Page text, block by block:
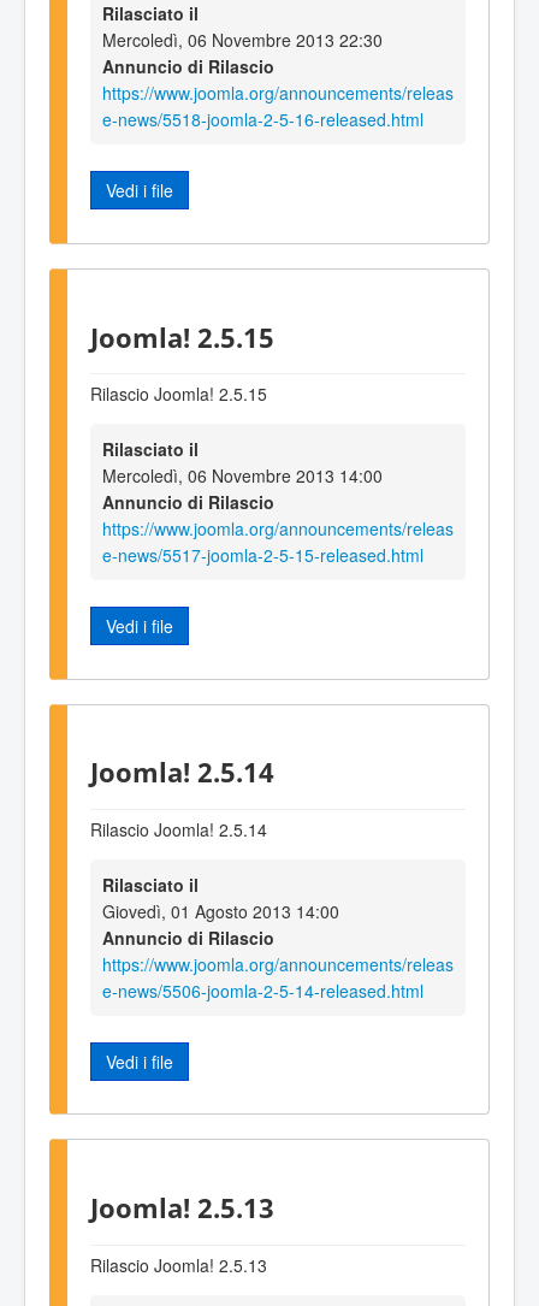
Rilasciato il
Mercoledì, 06 Novembre 2013 22:30
Annuncio di Rilascio
https://www.joomla.org/announcements/releas
e-news/5518-joomla-2-5-16-released.html
Vedi i file
Joomla! 2.5.15
Rilascio Joomla! 2.5.15
Rilasciato il
Mercoledì, 06 Novembre 2013 14:00
Annuncio di Rilascio
https://www.joomla.org/announcements/releas
e-news/5517-joomla-2-5-15-released.html
Vedi i file
Joomla! 2.5.14
Rilascio Joomla! 2.5.14
Rilasciato il
Giovedì, 01 Agosto 2013 14:00
Annuncio di Rilascio
https://www.joomla.org/announcements/releas
e-news/5506-joomla-2-5-14-released.html
Vedi i file
Joomla! 2.5.13
Rilascio Joomla! 2.5.13